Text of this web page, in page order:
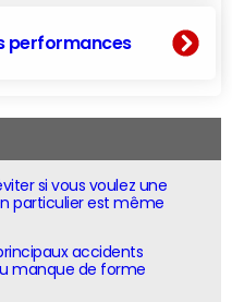
performances
si vous voulez une
particulier est même
accidents
manque de forme